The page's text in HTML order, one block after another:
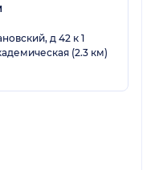
д 42 к 1
(2.3 км)